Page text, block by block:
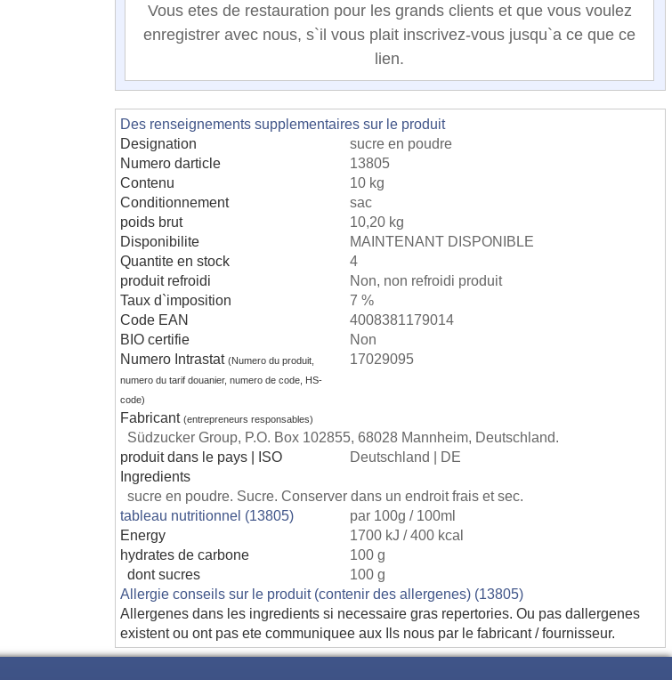
Vous etes de restauration pour les grands clients et que vous voulez
enregistrer avec nous, s`il vous plait inscrivez-vous jusqu`a ce que ce
lien.
Des renseignements supplementaires sur le produit
Designation
sucre en poudre
Numero darticle
13805
Contenu
10 kg
Conditionnement
sac
poids brut
10,20 kg
Disponibilite
MAINTENANT DISPONIBLE
Quantite en stock
4
produit refroidi
Non, non refroidi produit
Taux d`imposition
7 %
Code EAN
4008381179014
BIO certifie
Non
Numero Intrastat(Numero du produit,
numero du tarif douanier, numero de code, HS-
code)
17029095
Fabricant(entrepreneurs responsables)
Südzucker Group, P.O. Box 102855, 68028 Mannheim, Deutschland.
produit dans le pays | ISO
Deutschland | DE
Ingredients
sucre en poudre. Sucre. Conserver dans un endroit frais et sec.
tableau nutritionnel (13805)
par 100g / 100ml
Energy
1700 kJ / 400 kcal
hydrates de carbone
100 g
dont sucres
100 g
Allergie conseils sur le produit (contenir des allergenes) (13805)
Allergenes dans les ingredients si necessaire gras repertories. Ou pas dallergenes
existent ou ont pas ete communiquee aux Ils nous par le fabricant / fournisseur.